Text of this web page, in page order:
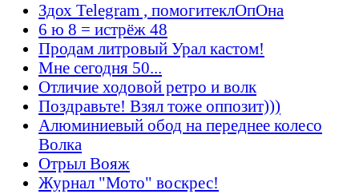
Здох Telegram , помогитеклОпОна
6 ю 8 = истрёж 48
Продам литровый Урал кастом!
Мне сегодня 50...
Отличие ходовой ретро и волк
Поздравьте! Взял тоже оппозит)))
Алюминиевый обод на переднее колесо
Волка
Отрыл Вояж
Журнал "Мото" воскрес!